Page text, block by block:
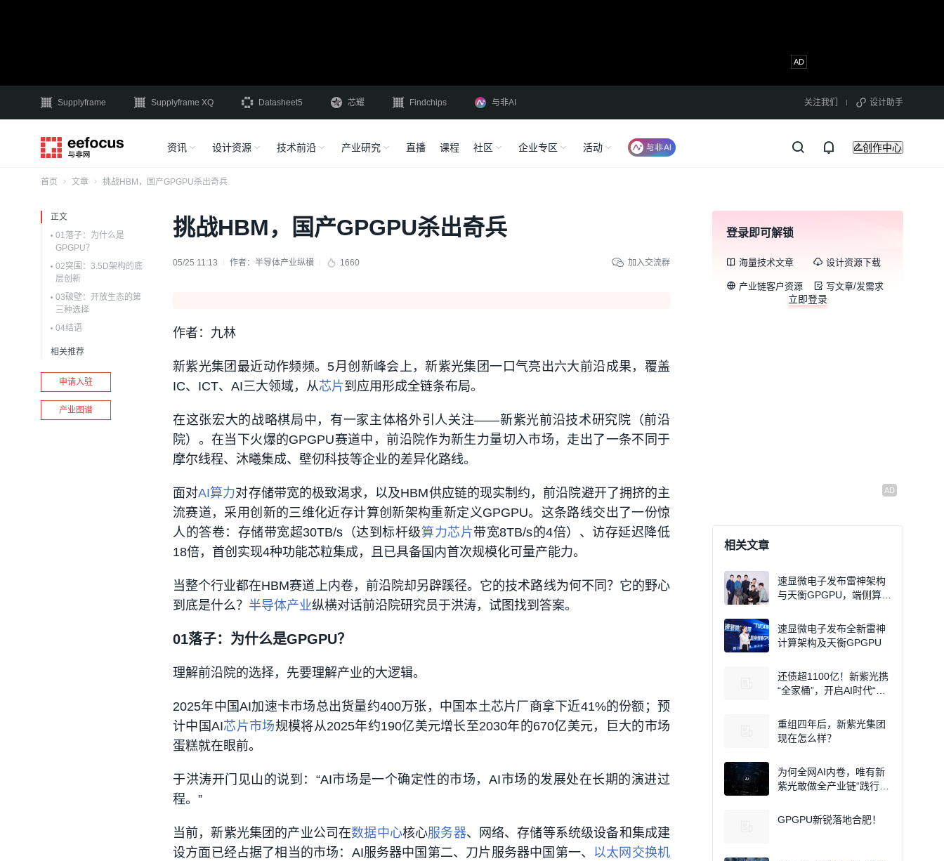
Supplyframe Supplyframe XQ Datasheet5 芯耀 Findchips 与非AI 关注我们 设计助手
资讯 设计资源 技术前沿 产业研究 直播 课程 社区 企业专区 活动 创作中心
首页 文章 挑战HBM，国产GPGPU杀出奇兵
正文
01落子：为什么是
GPGPU？
02突围：3.5D架构的底
层创新
03破壁：开放生态的第
三种选择
04结语
相关推荐
申请入驻
产业图谱
挑战HBM，国产GPGPU杀出奇兵
05/25 11:13 作者： 半导体产业纵横 1660 加入交流群
作者：九林
新紫光集团最近动作频频。5月创新峰会上，新紫光集团一口气亮出六大前沿成果，覆盖
IC、ICT、AI三大领域，从芯片到应用形成全链条布局。
在这张宏大的战略棋局中，有一家主体格外引人关注——新紫光前沿技术研究院（前沿
院）。在当下火爆的GPGPU赛道中，前沿院作为新生力量切入市场，走出了一条不同于
摩尔线程、沐曦集成、壁仞科技等企业的差异化路线。
面对AI算力对存储带宽的极致渴求，以及HBM供应链的现实制约，前沿院避开了拥挤的主
流赛道，采用创新的三维化近存计算创新架构重新定义GPGPU。这条路线交出了一份惊
人的答卷： 存储带宽超30TB/s（达到标杆级算力芯片带宽8TB/s的4倍）、访存延迟降低
18倍，首创实现4种功能芯粒集成，且已具备国内首次规模化可量产能力。
当整个行业都在HBM赛道上内卷，前沿院却另辟蹊径。它的技术路线为何不同？它的野心
到底是什么？ 半导体产业纵横对话前沿院研究员于洪涛，试图找到答案。
01落子：为什么是GPGPU？
理解前沿院的选择，先要理解产业的大逻辑。
2025年中国AI加速卡市场总出货量约400万张，中国本土芯片厂商拿下近41%的份额；预
计中国AI芯片市场规模将从2025年约190亿美元增长至2030年的670亿美元，巨大的市场
蛋糕就在眼前。
于洪涛开门见山的说到：“AI市场是一个确定性的市场，AI市场的发展处在长期的演进过
程。”
当前，新紫光集团的产业公司在数据中心核心服务器、网络、存储等系统级设备和集成建
设方面已经占据了相当的市场：AI服务器中国第二、刀片服务器中国第一、 以太网交换机
登录即可解锁
海量技术文章 设计资源下载
产业链客户资源 写文章/发需求
立即登录
相关文章
速显微电子发布雷神架构
与天衡GPGPU，端侧算力
速显微电子发布全新雷神
计算架构及天衡GPGPU
还债超1100亿！新紫光携
“全家桶”，开启AI时代“芯”
重组四年后，新紫光集团
现在怎么样？
为何全网AI内卷，唯有新
紫光敢做全产业链“践行
GPGPU新锐落地合肥！